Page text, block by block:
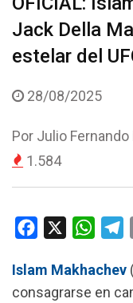
Jack Della
estelar del
28/08/2025
Por Julio Fernando
1.584
c
e
W
a
t
l
e
Islam Makhachev
consagrarse en